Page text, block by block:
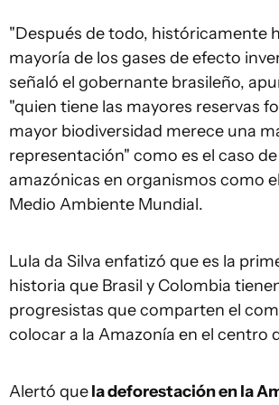
"Después de todo, históricamente
mayoría de los gases de efecto
señaló el gobernante brasileño,
"quien tiene las mayores reservas
mayor biodiversidad merece una
representación" como es el caso
amazónicas en organismos como
Medio Ambiente Mundial.
Lula da Silva enfatizó que es la
historia que Brasil y Colombia
progresistas que comparten el
colocar a la Amazonía en el centro
Alertó quela deforestación en la